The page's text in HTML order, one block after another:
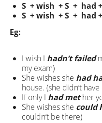
S + wish + S + had
S + wish + S + had
Eg:
I wish I hadn’t failed
my exam)
She wishes she had
house. (she didn’t
If only I had mether
She wishes she could
couldn’t be there)